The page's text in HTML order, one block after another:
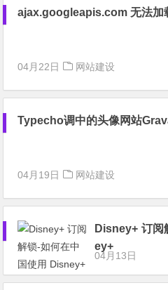
ajax.googleapis.com 无法加
04月22日 网站建设
Typecho调中的头像网站
04月19日 网站建设
Disney+ 订阅
ey+
04月13日